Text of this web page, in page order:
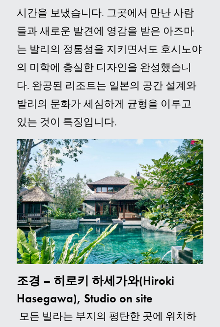
시간을 보냈습니다. 그곳에서 만난 사람
들과 새로운 발견에 영감을 받은 아즈마
는 발리의 정통성을 지키면서도 호시노야
의 미학에 충실한 디자인을 완성했습니
다. 완공된 리조트는 일본의 공간 설계와
발리의 문화가 세심하게 균형을 이루고
있는 것이 특징입니다.
조경 – 히로키 하세가와(Hiroki
Hasegawa), Studio on site
모든 빌라는 부지의 평탄한 곳에 위치하